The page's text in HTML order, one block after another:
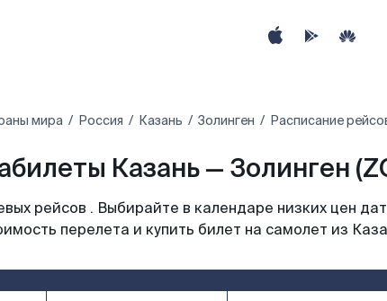
мира Россия Казань Золинген Расписание
Казань — Золинген
рейсов . Выбирайте в календаре низких цен
перелета и купить билет на самолет из